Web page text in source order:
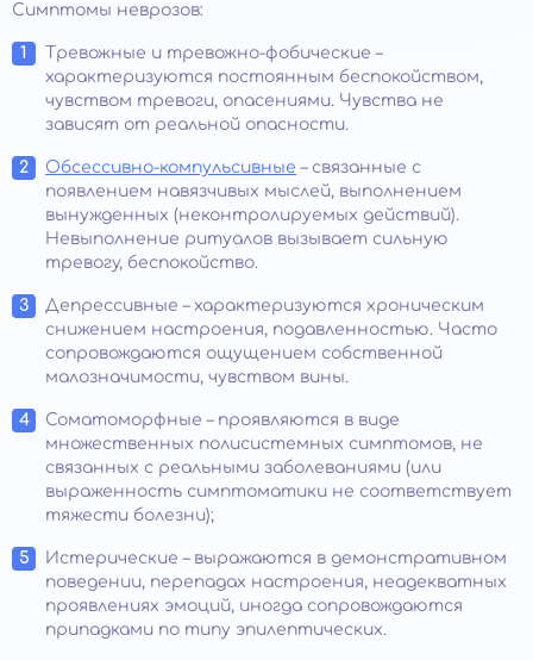
Симптомы неврозов:
Тревожные и тревожно-фобические –
характеризуются постоянным беспокойством,
чувством тревоги, опасениями. Чувства не
зависят от реальной опасности.
Обсессивно-компульсивные – связанные с
появлением навязчивых мыслей, выполнением
вынужденных (неконтролируемых действий).
Невыполнение ритуалов вызывает сильную
тревогу, беспокойство.
Депрессивные – характеризуются хроническим
снижением настроения, подавленностью. Часто
сопровождаются ощущением собственной
малозначимости, чувством вины.
Соматоморфные – проявляются в виде
множественных полисистемных симптомов, не
связанных с реальными заболеваниями (или
выраженность симптоматики не соответствует
тяжести болезни);
Истерические – выражаются в демонстративном
поведении, перепадах настроения, неадекватных
проявлениях эмоций, иногда сопровождаются
припадками по типу эпилептических.